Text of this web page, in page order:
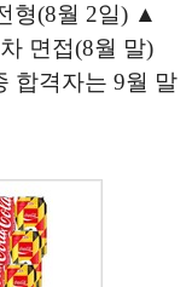
형(8월 2일) ▲
면접(8월 말)
합격자는 9월 말